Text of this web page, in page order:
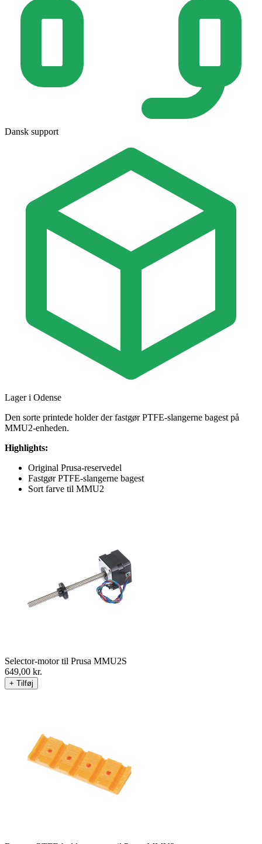
Dansk support
Lager i Odense
Den sorte printede holder der fastgør PTFE-slangerne bagest på
MMU2-enheden.
Highlights:
Original Prusa-reservedel
Fastgør PTFE-slangerne bagest
Sort farve til MMU2
Selector-motor til Prusa MMU2S
649,00 kr.
+ Tilføj